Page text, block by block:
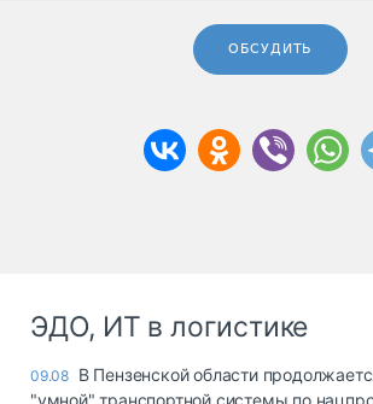
ОБСУДИТЬ
ЭДО, ИТ в логистике
09.08 В Пензенской области
"умной" транспортной системы по